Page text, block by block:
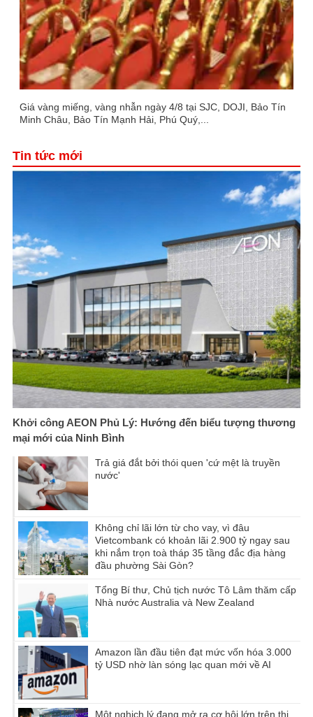
Giá vàng miếng, vàng nhẫn ngày 4/8 tại SJC, DOJI, Bảo Tín
Minh Châu, Bảo Tín Mạnh Hải, Phú Quý,...
Tin tức mới
Khởi công AEON Phủ Lý: Hướng đến biểu tượng thương
mại mới của Ninh Bình
Trả giá đắt bởi thói quen 'cứ mệt là truyền
nước'
Không chỉ lãi lớn từ cho vay, vì đâu
Vietcombank có khoản lãi 2.900 tỷ ngay sau
khi nắm trọn toà tháp 35 tầng đắc địa hàng
đầu phường Sài Gòn?
Tổng Bí thư, Chủ tịch nước Tô Lâm thăm cấp
Nhà nước Australia và New Zealand
Amazon lần đầu tiên đạt mức vốn hóa 3.000
tỷ USD nhờ làn sóng lạc quan mới về AI
Một nghịch lý đang mở ra cơ hội lớn trên thị